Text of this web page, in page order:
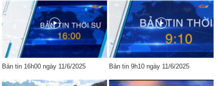
Bản tin 16h00 ngày 11/6/2025 Bản tin 9h10 ngày 11/6/2025